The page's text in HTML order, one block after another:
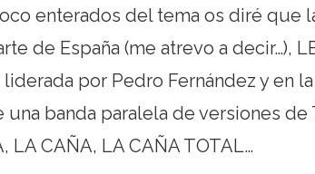
enterados del tema os diré que
de España (me atrevo a decir…),
liderada por Pedro Fernández y en
banda paralela de versiones de
LA CAÑA, LA CAÑA TOTAL…